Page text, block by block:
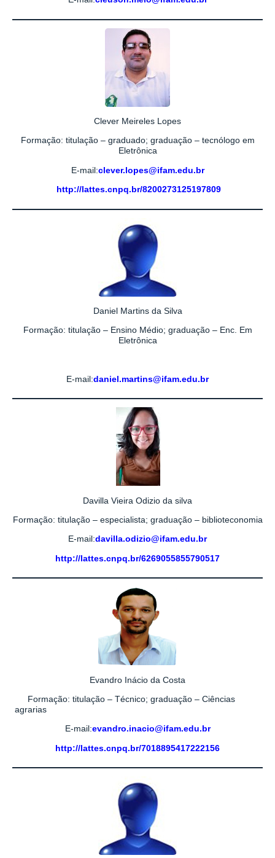
Clever Meireles Lopes
Formação: titulação – graduado; graduação – tecnólogo em
Eletrônica
E-mail:clever.lopes@ifam.edu.br
http://lattes.cnpq.br/8200273125197809
Daniel Martins da Silva
Formação: titulação – Ensino Médio; graduação – Enc. Em
Eletrônica
E-mail:daniel.martins@ifam.edu.br
Davilla Vieira Odizio da silva
Formação: titulação – especialista; graduação – biblioteconomia
E-mail:davilla.odizio@ifam.edu.br
http://lattes.cnpq.br/6269055855790517
Evandro Inácio da Costa
Formação: titulação – Técnico; graduação – Ciências
agrarias
E-mail:evandro.inacio@ifam.edu.br
http://lattes.cnpq.br/7018895417222156